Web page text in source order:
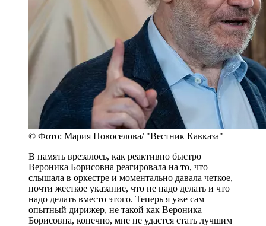
© Фото: Мария Новоселова/ "Вестник Кавказа"
В память врезалось, как реактивно быстро
Вероника Борисовна реагировала на то, что
слышала в оркестре и моментально давала четкое,
почти жесткое указание, что не надо делать и что
надо делать вместо этого. Теперь я уже сам
опытный дирижер, не такой как Вероника
Борисовна, конечно, мне не удастся стать лучшим